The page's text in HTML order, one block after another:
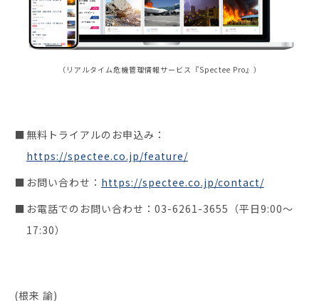
（リアルタイム危機管理情報サービス『Spectee Pro』）
無料トライアルのお申込み：
https://spectee.co.jp/feature/
お問い合わせ： https://spectee.co.jp/contact/
お電話でのお問い合わせ：03-6261-3655（平日9:00～
17:30）
(根来 諭)